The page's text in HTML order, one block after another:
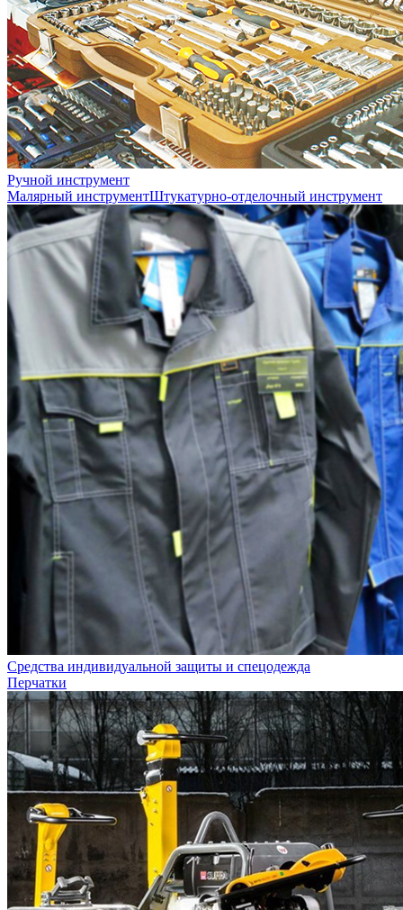
Ручной инструмент
Малярный инструментШтукатурно-отделочный инструмент
Средства индивидуальной защиты и спецодежда
Перчатки